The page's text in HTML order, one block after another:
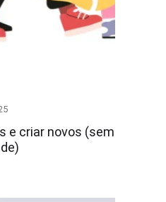
e criar novos (sem